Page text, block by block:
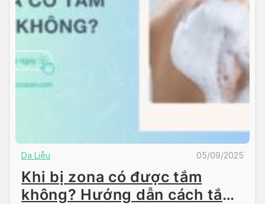
Da Liễu 05/09/2025
Khi bị zona có được tắm
không? Hướng dẫn cách tắm